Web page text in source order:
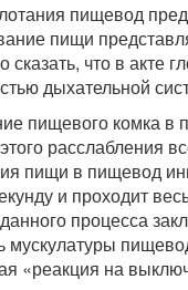
пищевод
пищи
сказать, что в
дыхательной
пищевого комка в
расслабления
пищи в пищевод
и проходит
процесса
мускулатуры
«реакция на